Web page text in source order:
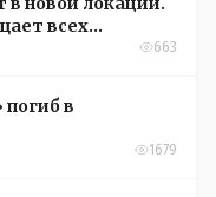
всех
663
в
1679